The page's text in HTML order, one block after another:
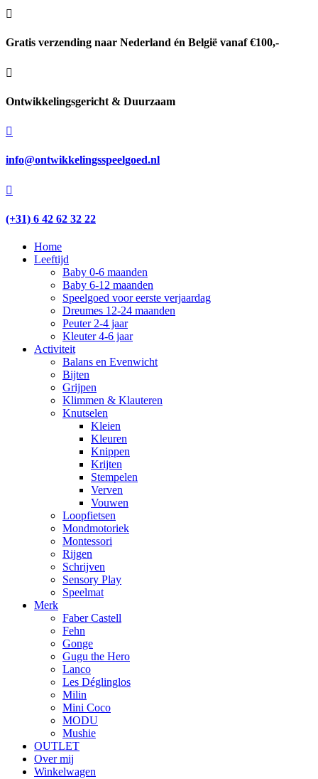

Gratis verzending naar Nederland én België vanaf €100,-

Ontwikkelingsgericht & Duurzaam

info@ontwikkelingsspeelgoed.nl

(+31) 6 42 62 32 22
Home
Leeftijd
Baby 0-6 maanden
Baby 6-12 maanden
Speelgoed voor eerste verjaardag
Dreumes 12-24 maanden
Peuter 2-4 jaar
Kleuter 4-6 jaar
Activiteit
Balans en Evenwicht
Bijten
Grijpen
Klimmen & Klauteren
Knutselen
Kleien
Kleuren
Knippen
Krijten
Stempelen
Verven
Vouwen
Loopfietsen
Mondmotoriek
Montessori
Rijgen
Schrijven
Sensory Play
Speelmat
Merk
Faber Castell
Fehn
Gonge
Gugu the Hero
Lanco
Les Déglinglos
Milin
Mini Coco
MODU
Mushie
OUTLET
Over mij
Winkelwagen